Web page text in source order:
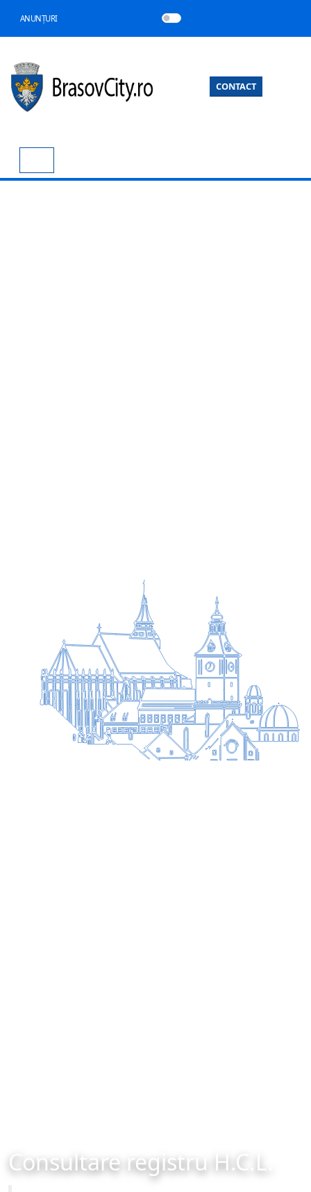
ANUNȚURI
CONTACT
Consultare registru H.C.L.